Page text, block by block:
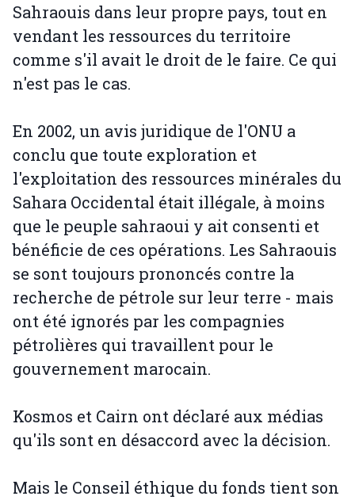
Sahraouis dans leur propre pays, tout en
vendant les ressources du territoire
comme s'il avait le droit de le faire. Ce qui
n'est pas le cas.
En 2002, un avis juridique de l'ONU a
conclu que toute exploration et
l'exploitation des ressources minérales du
Sahara Occidental était illégale, à moins
que le peuple sahraoui y ait consenti et
bénéficie de ces opérations. Les Sahraouis
se sont toujours prononcés contre la
recherche de pétrole sur leur terre - mais
ont été ignorés par les compagnies
pétrolières qui travaillent pour le
gouvernement marocain.
Kosmos et Cairn ont déclaré aux médias
qu'ils sont en désaccord avec la décision.
Mais le Conseil éthique du fonds tient son